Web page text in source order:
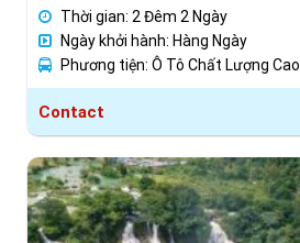
Thời gian: 2 Đêm 2 Ngày
Ngày khởi hành: Hàng Ngày
Phương tiện: Ô Tô Chất Lượng Cao
Contact